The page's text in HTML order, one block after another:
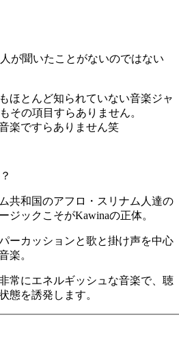
が聞いたことがないのではない
ほとんど知られていない音楽ジャ
その項目すらありません。
楽ですらありません笑
共和国のアフロ・スリナム人達の
ジックこそがKawinaの正体。
ーカッションと歌と掛け声を中心
楽。
常にエネルギッシュな音楽で、聴
態を誘発します。